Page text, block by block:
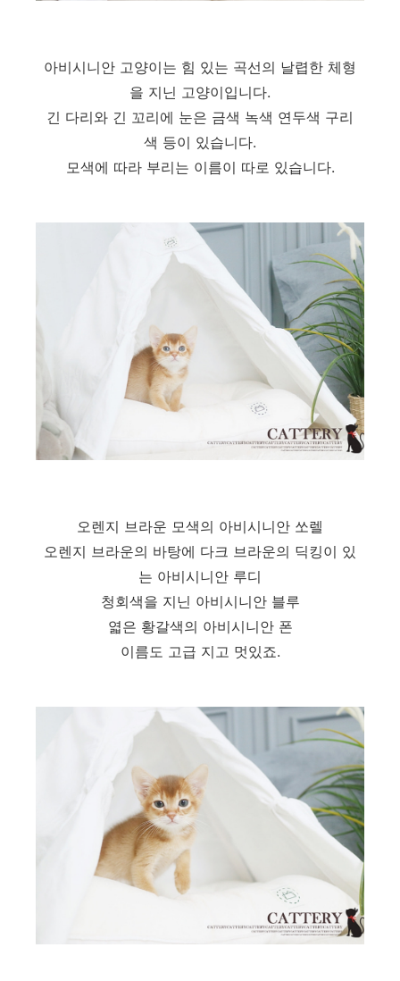
아비시니안 고양이는 힘 있는 곡선의 날렵한 체형
을 지닌 고양이입니다.
긴 다리와 긴 꼬리에 눈은 금색 녹색 연두색 구리
색 등이 있습니다.
모색에 따라 부리는 이름이 따로 있습니다.
오렌지 브라운 모색의 아비시니안 쏘렐
오렌지 브라운의 바탕에 다크 브라운의 딕킹이 있
는 아비시니안 루디
청회색을 지닌 아비시니안 블루
엷은 황갈색의 아비시니안 폰
이름도 고급 지고 멋있죠.